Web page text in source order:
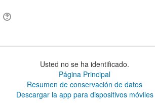
Usted no se ha identificado.
Página Principal
Resumen de conservación de datos
Descargar la app para dispositivos móviles